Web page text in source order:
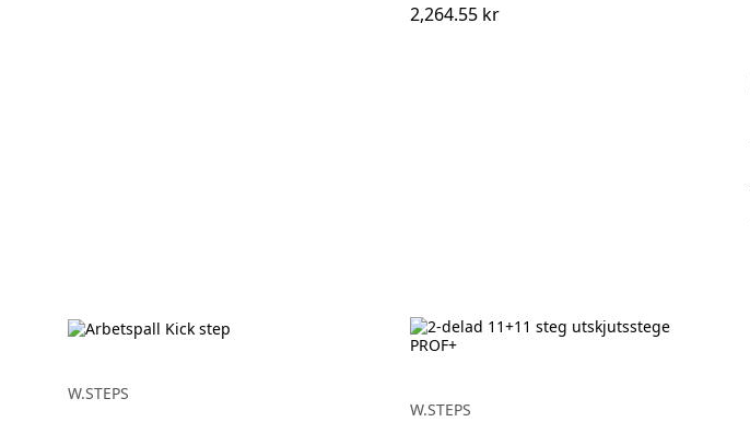
2,264.55 kr
W.STEPS
W.STEPS